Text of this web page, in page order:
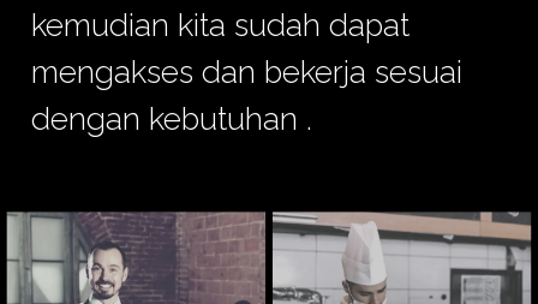
kemudian kita sudah dapat
mengakses dan bekerja sesuai
dengan kebutuhan .